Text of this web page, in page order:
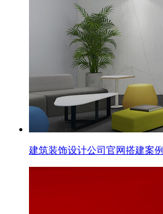
建筑装饰设计公司官网搭建案例